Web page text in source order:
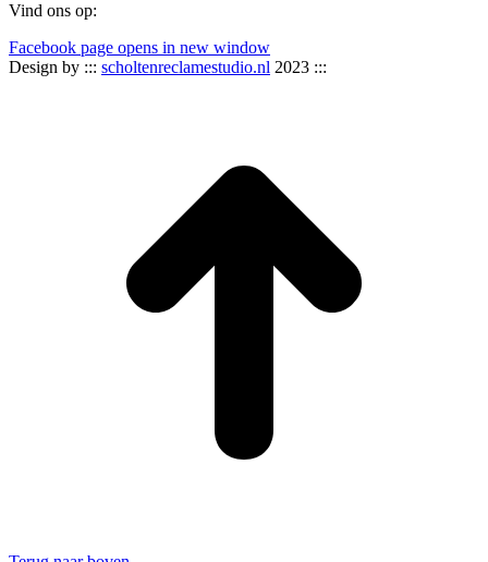
Vind ons op:
Facebook page opens in new window
Design by ::: scholtenreclamestudio.nl 2023 :::